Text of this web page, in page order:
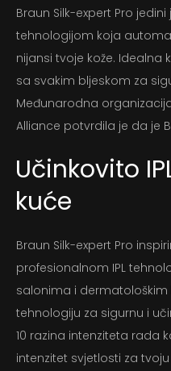
Kontakt
Registracija
Moj račun
Braun Silk-expert Pro
tehnologijom koja
nijansi tvoje kože. Idealna
sa svakim bljeskom za
Međunarodna
Alliance potvrdila je da je
Učinkovito
kuće
Braun Silk-expert Pro
profesionalnom IPL
salonima i dermatološkim
tehnologiju za sigurnu i
10 razina intenziteta rada
intenzitet svjetlosti za